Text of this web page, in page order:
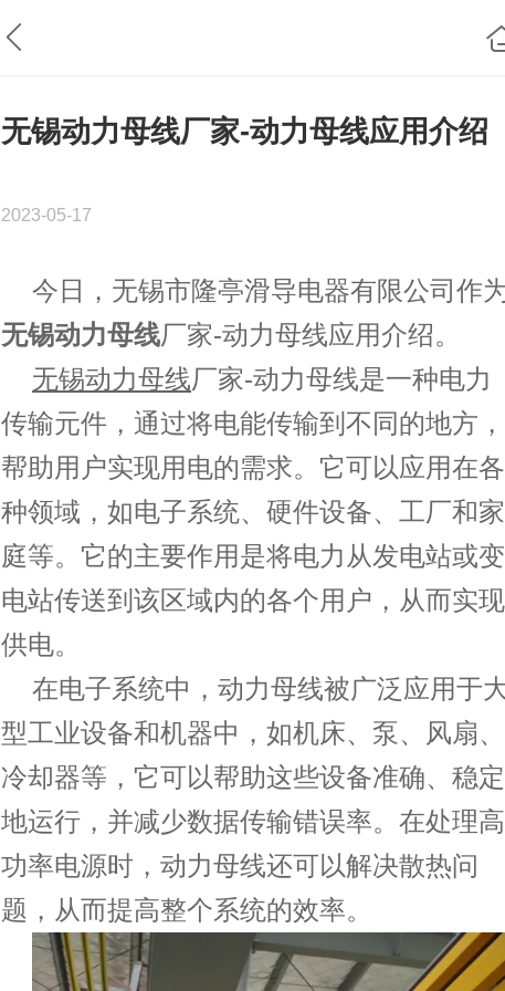
无锡动力母线厂家-动力母线应用介绍
2023-05-17
今日，无锡市隆亭滑导电器有限公司作
无锡动力母线厂家-动力母线应用介绍。
无锡动力母线厂家-动力母线是一种电力
传输元件，通过将电能传输到不同的地方，
帮助用户实现用电的需求。它可以应用在各
种领域，如电子系统、硬件设备、工厂和家
庭等。它的主要作用是将电力从发电站或变
电站传送到该区域内的各个用户，从而实现
供电。
在电子系统中，动力母线被广泛应用于
型工业设备和机器中，如机床、泵、风扇、
冷却器等，它可以帮助这些设备准确、稳定
地运行，并减少数据传输错误率。在处理高
功率电源时，动力母线还可以解决散热问
题，从而提高整个系统的效率。